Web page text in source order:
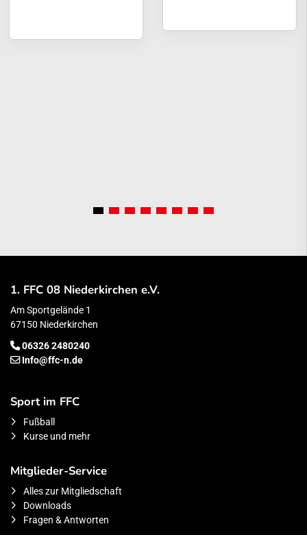
1. FFC 08 Niederkirchen e.V.
Am Sportgelände 1
67150 Niederkirchen
06326 2480240
Info@ffc-n.de
Sport im FFC
Fußball
Kurse und mehr
Mitglieder-Service
Alles zur Mitgliedschaft
Downloads
Fragen & Antworten